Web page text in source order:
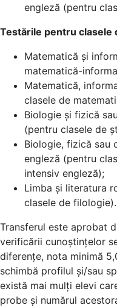
engleză (pentru
Testările pentru clasele
Matematică și
matematică-
Matematică,
clasele de
Biologie și fizică
(pentru clasele de
Biologie, fizică sau
engleză (pentru
intensiv engleză);
Limba și literatura
clasele de filologie).
Transferul este aprobat
verificării cunoștințelor
diferențe, nota minimă
schimbă profilul și/sau
există mai mulți elevi
probe și numărul